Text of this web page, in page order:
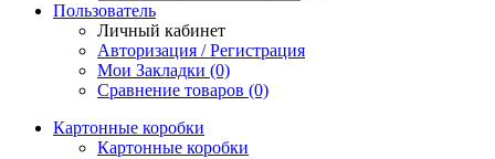
Пользователь
Личный кабинет
Авторизация / Регистрация
Мои Закладки (0)
Сравнение товаров (0)
Картонные коробки
Картонные коробки